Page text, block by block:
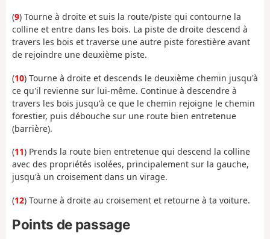
(9) Tourne à droite et suis la route/piste qui contourne la
colline et entre dans les bois. La piste de droite descend à
travers les bois et traverse une autre piste forestière avant
de rejoindre une deuxième piste.
(10) Tourne à droite et descends le deuxième chemin jusqu'à
ce qu'il revienne sur lui-même. Continue à descendre à
travers les bois jusqu'à ce que le chemin rejoigne le chemin
forestier, puis débouche sur une route bien entretenue
(barrière).
(11) Prends la route bien entretenue qui descend la colline
avec des propriétés isolées, principalement sur la gauche,
jusqu'à un croisement dans un virage.
(12) Tourne à droite au croisement et retourne à ta voiture.
Points de passage